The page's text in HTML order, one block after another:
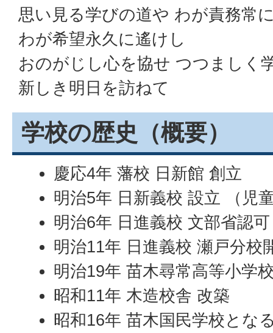
思い見る学びの道や わが責務常
わが希望永久に遙けし
おのがじし心を協せ つつましく
新しき明日を訪ねて
学校の歴史（概要）
慶応4年 藩校 日新館 創立
明治5年 日新義校 設立 （児
明治6年 日進義校 文部省認可
明治11年 日進義校 瀬戸分校
明治19年 苗木尋常高等小学
昭和11年 木造校舎 改築
昭和16年 苗木国民学校とな